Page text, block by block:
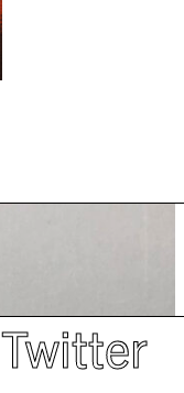
Twitter